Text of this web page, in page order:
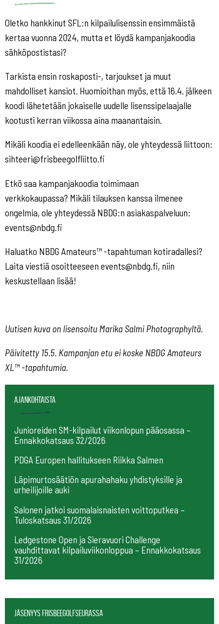
Oletko hankkinut SFL:n kilpailulisenssin ensimmäistä
kertaa vuonna 2024, mutta et löydä kampanjakoodia
sähköpostistasi?
Tarkista ensin roskaposti-, tarjoukset ja muut
mahdolliset kansiot. Huomioithan myös, että 16.4. jälkeen
koodi lähetetään jokaiselle uudelle lisenssipelaajalle
kootusti kerran viikossa aina maanantaisin.
Mikäli koodia ei edelleenkään näy, ole yhteydessä liittoon:
sihteeri@frisbeegolfliitto.fi
Etkö saa kampanjakoodia toimimaan
verkkokaupassa? Mikäli tilauksen kanssa ilmenee
ongelmia, ole yhteydessä NBDG:n asiakaspalveluun:
events@nbdg.fi
Haluatko NBDG Amateurs™ -tapahtuman kotiradallesi?
Laita viestiä osoitteeseen events@nbdg.fi, niin
keskustellaan lisää!
Uutisen kuva on lisensoitu Marika Salmi Photographyltä.
Päivitetty 15.5. Kampanjan etu ei koske NBDG Amateurs
XL™ -tapahtumia.
Ajankohtaista
Junioreiden SM-kilpailut viikonlopun pääosassa –
Ennakkokatsaus 32/2026
PDGA Europen hallitukseen Riikka Salmen
Läpimurtosäätiön apurahahaku yhdistyksille ja
urheilijoille auki
Salonen jatkoi suomalaisnaisten voittoputkea –
Tuloskatsaus 31/2026
Ledgestone Open ja Sieravuori Challenge
vauhdittavat kilpailuviikonloppua – Ennakkokatsaus
31/2026
Jäsenyys frisbeegolfseurassa